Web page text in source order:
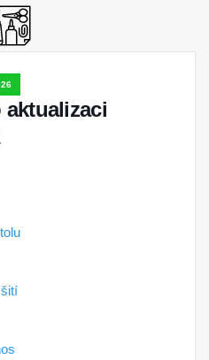
aktualizaci